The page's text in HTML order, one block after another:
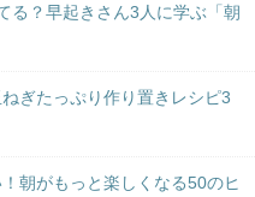
る？早起きさん3人に学ぶ「朝
ぎたっぷり作り置きレシピ3
朝がもっと楽しくなる50のヒ